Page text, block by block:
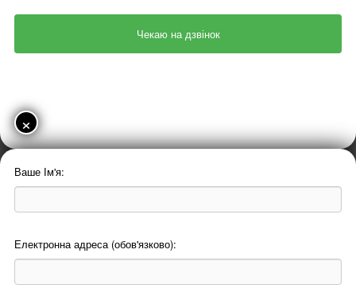
×
Ваше Ім'я:
Електронна адреса (обов'язково):